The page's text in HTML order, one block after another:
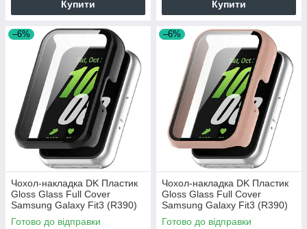
Купити Купити
–6%
Чохол-накладка DK Пластик
Gloss Glass Full Cover
Samsung Galaxy Fit3 (R390)
(black)
Готово до відправки
–6%
Чохол-накладка DK Пластик
Gloss Glass Full Cover
Samsung Galaxy Fit3 (R390)
(pink)
Готово до відправки